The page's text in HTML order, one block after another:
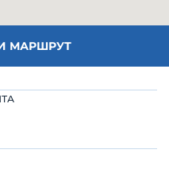
МАРШРУТ